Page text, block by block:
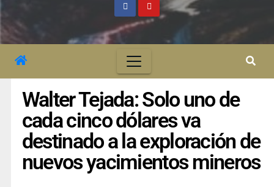
Walter Tejada: Solo uno de
cada cinco dólares va
destinado a la exploración de
nuevos yacimientos mineros